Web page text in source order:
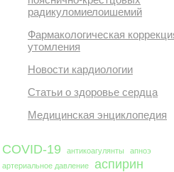
радикуломиелоишемий
Фармакологическая
утомления
Новости кардиологии
Статьи о здоровье сердца
Медицинская энциклопедия
COVID-19 антикоагулянты
апноэ
артериальное давление
аспирин